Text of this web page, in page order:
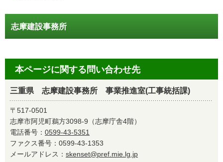
志摩建設事務所
本ページに関する問い合わせ先
三重県 志摩建設事務所 事業推進室(工事統括課)
〒517-0501
志摩市阿児町鵜方3098-9（志摩庁舎4階）
電話番号： 0599-43-5351
ファクス番号：0599-43-1353
メールアドレス： skenset@pref.mie.lg.jp